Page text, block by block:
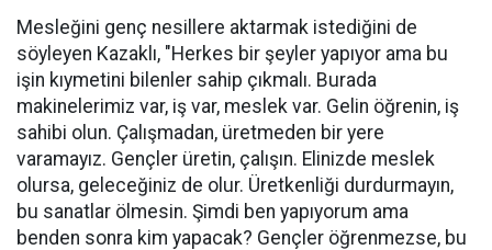
Mesleğini genç nesillere aktarmak istediğini de
söyleyen Kazaklı, "Herkes bir şeyler yapıyor ama bu
işin kıymetini bilenler sahip çıkmalı. Burada
makinelerimiz var, iş var, meslek var. Gelin öğrenin, iş
sahibi olun. Çalışmadan, üretmeden bir yere
varamayız. Gençler üretin, çalışın. Elinizde meslek
olursa, geleceğiniz de olur. Üretkenliği durdurmayın,
bu sanatlar ölmesin. Şimdi ben yapıyorum ama
benden sonra kim yapacak? Gençler öğrenmezse, bu